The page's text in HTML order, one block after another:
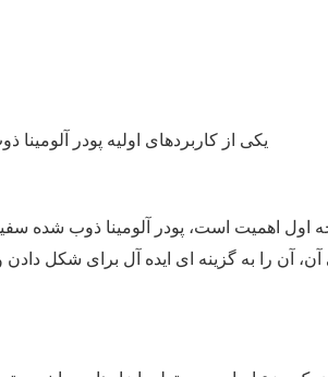
یکی از کاربردهای اولیه پودر
اول اهمیت است، پودر آلومینا ذوب شده
را به گزینه ای ایده آل برای شکل دادن و